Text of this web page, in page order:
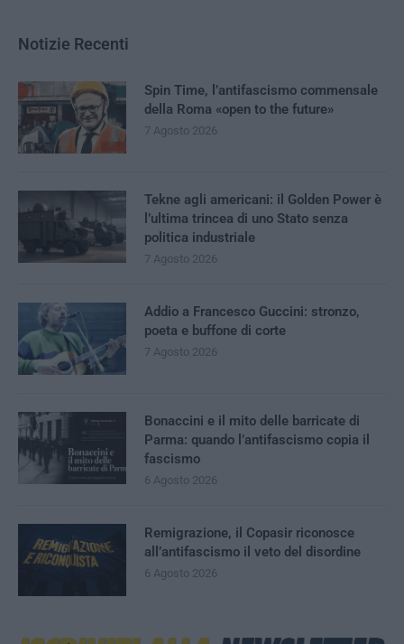
Notizie Recenti
Spin Time, l’antifascismo commensale
della Roma «open to the future»
7 Agosto 2026
Tekne agli americani: il Golden Power è
l’ultima trincea di uno Stato senza
politica industriale
7 Agosto 2026
Addio a Francesco Guccini: stronzo,
poeta e buffone di corte
7 Agosto 2026
Bonaccini e il mito delle barricate di
Parma: quando l’antifascismo copia il
fascismo
6 Agosto 2026
Remigrazione, il Copasir riconosce
all’antifascismo il veto del disordine
6 Agosto 2026